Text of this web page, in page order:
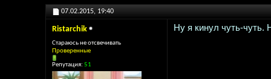
07.02.2015, 19:40
Ristarchik
Стараюсь не отсвечивать
Проверенные
Репутация: 51
Ну я кинул чуть-чуть.